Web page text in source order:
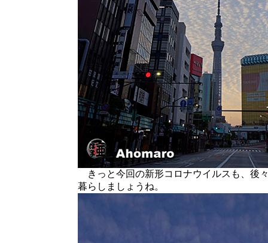
きっと今回の新形コロナウイルスも、後
暮らしましょうね。